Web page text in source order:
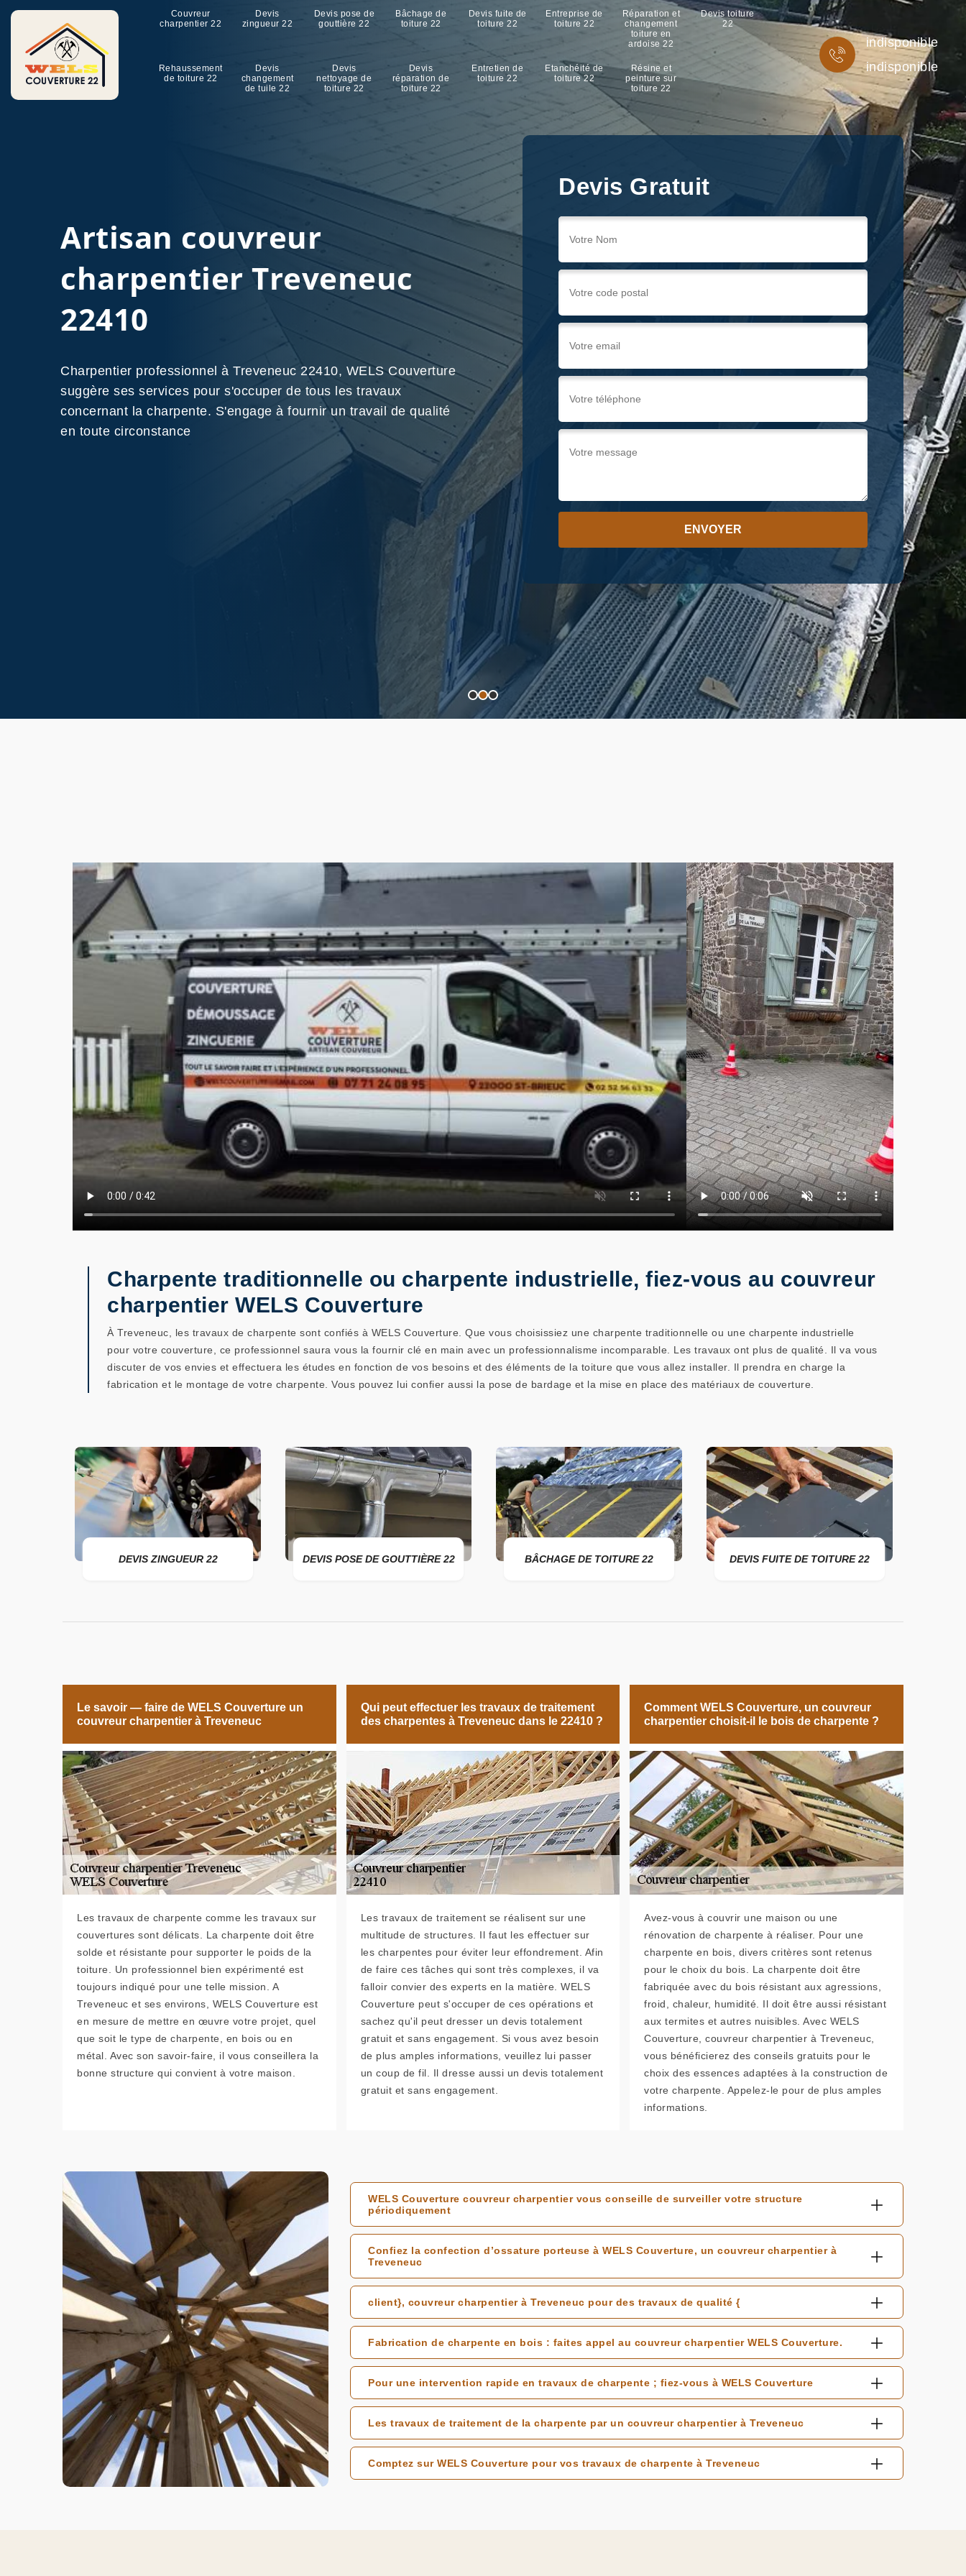
Couvreur
charpentier 22
Devis
zingueur 22
Devis pose de
gouttière 22
Bâchage de
toiture 22
Devis fuite de
toiture 22
Entreprise de
toiture 22
Réparation et
changement
toiture en
ardoise 22
Devis toiture
22
Rehaussement
de toiture 22
Devis
changement
de tuile 22
Devis
nettoyage de
toiture 22
Devis
réparation de
toiture 22
Entretien de
toiture 22
Etanchéité de
toiture 22
Résine et
peinture sur
toiture 22
indisponible
indisponible
Devis Gratuit
Artisan couvreur
charpentier Treveneuc
22410
Charpentier professionnel à Treveneuc 22410, WELS Couverture
suggère ses services pour s'occuper de tous les travaux
concernant la charpente. S'engage à fournir un travail de qualité
en toute circonstance
Contactez-Nous !
Devis Gratuit
Devis Gratuit
Charpente traditionnelle ou charpente industrielle, fiez-vous au couvreur
charpentier WELS Couverture
À Treveneuc, les travaux de charpente sont confiés à WELS Couverture. Que vous choisissiez une charpente traditionnelle ou une charpente industrielle
pour votre couverture, ce professionnel saura vous la fournir clé en main avec un professionnalisme incomparable. Les travaux ont plus de qualité. Il va vous
discuter de vos envies et effectuera les études en fonction de vos besoins et des éléments de la toiture que vous allez installer. Il prendra en charge la
fabrication et le montage de votre charpente. Vous pouvez lui confier aussi la pose de bardage et la mise en place des matériaux de couverture.
ZINGUEUR 22 DEVIS POSE DE GOUTTIÈRE 22 BÂCHAGE DE TOITURE 22 DEVIS FUITE DE TOITURE 22 ENTREPRISE DE TOITURE 22
Le savoir — faire de WELS Couverture un
couvreur charpentier à Treveneuc
Les travaux de charpente comme les travaux sur
couvertures sont délicats. La charpente doit être
solde et résistante pour supporter le poids de la
toiture. Un professionnel bien expérimenté est
toujours indiqué pour une telle mission. A
Treveneuc et ses environs, WELS Couverture est
en mesure de mettre en œuvre votre projet, quel
que soit le type de charpente, en bois ou en
métal. Avec son savoir-faire, il vous conseillera la
bonne structure qui convient à votre maison.
Qui peut effectuer les travaux de traitement
des charpentes à Treveneuc dans le 22410 ?
Les travaux de traitement se réalisent sur une
multitude de structures. Il faut les effectuer sur
les charpentes pour éviter leur effondrement. Afin
de faire ces tâches qui sont très complexes, il va
falloir convier des experts en la matière. WELS
Couverture peut s'occuper de ces opérations et
sachez qu'il peut dresser un devis totalement
gratuit et sans engagement. Si vous avez besoin
de plus amples informations, veuillez lui passer
un coup de fil. Il dresse aussi un devis totalement
gratuit et sans engagement.
Comment WELS Couverture, un couvreur
charpentier choisit-il le bois de charpente ?
Avez-vous à couvrir une maison ou une
rénovation de charpente à réaliser. Pour une
charpente en bois, divers critères sont retenus
pour le choix du bois. La charpente doit être
fabriquée avec du bois résistant aux agressions,
froid, chaleur, humidité. Il doit être aussi résistant
aux termites et autres nuisibles. Avec WELS
Couverture, couvreur charpentier à Treveneuc,
vous bénéficierez des conseils gratuits pour le
choix des essences adaptées à la construction de
votre charpente. Appelez-le pour de plus amples
informations.
WELS Couverture couvreur charpentier vous conseille de surveiller votre structure
périodiquement
Confiez la confection d’ossature porteuse à WELS Couverture, un couvreur charpentier à
Treveneuc
client}, couvreur charpentier à Treveneuc pour des travaux de qualité {
Fabrication de charpente en bois : faites appel au couvreur charpentier WELS Couverture.
Pour une intervention rapide en travaux de charpente ; fiez-vous à WELS Couverture
Les travaux de traitement de la charpente par un couvreur charpentier à Treveneuc
Comptez sur WELS Couverture pour vos travaux de charpente à Treveneuc